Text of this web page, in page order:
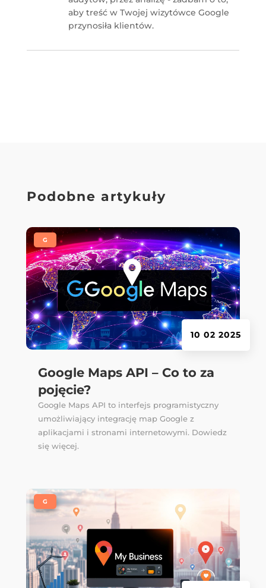
aby treść w Twojej wizytówce Google
przynosiła klientów.
Podobne artykuły
Google Maps API – Co to za
pojęcie?
10 02 2025
G
Google Maps API to interfejs programistyczny
umożliwiający integrację map Google z
aplikacjami i stronami internetowymi. Dowiedz
się więcej.
G